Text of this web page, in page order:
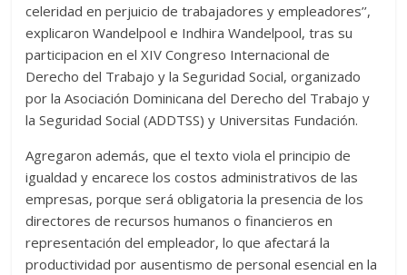
celeridad en perjuicio de trabajadores y empleadores’’,
explicaron Wandelpool e Indhira Wandelpool, tras su
participacion en el XIV Congreso Internacional de
Derecho del Trabajo y la Seguridad Social, organizado
por la Asociación Dominicana del Derecho del Trabajo y
la Seguridad Social (ADDTSS) y Universitas Fundación.
Agregaron además, que el texto viola el principio de
igualdad y encarece los costos administrativos de las
empresas, porque será obligatoria la presencia de los
directores de recursos humanos o financieros en
representación del empleador, lo que afectará la
productividad por ausentismo de personal esencial en la